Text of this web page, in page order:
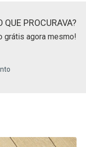
QUE PROCURAVA?
grátis agora mesmo!